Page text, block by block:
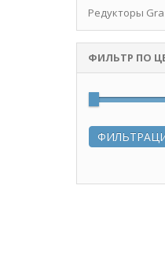
Редукторы
ФИЛЬТР ПО